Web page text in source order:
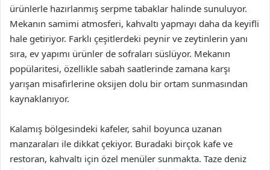
ürünlerle hazırlanmış serpme tabaklar halinde sunuluyor.
Mekanın samimi atmosferi, kahvaltı yapmayı daha da keyifli
hale getiriyor. Farklı çeşitlerdeki peynir ve zeytinlerin yanı
sıra, ev yapımı ürünler de sofraları süslüyor. Mekanın
popülaritesi, özellikle sabah saatlerinde zamana karşı
yarışan misafirlerine oksijen dolu bir ortam sunmasından
kaynaklanıyor.
Kalamış bölgesindeki kafeler, sahil boyunca uzanan
manzaraları ile dikkat çekiyor. Buradaki birçok kafe ve
restoran, kahvaltı için özel menüler sunmakta. Taze deniz